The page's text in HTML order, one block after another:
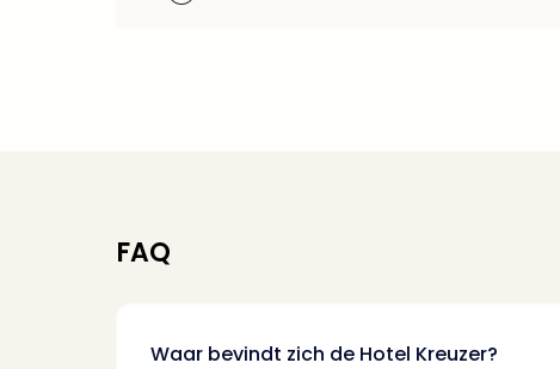
FAQ
Waar bevindt zich de Hotel Kreuzer?